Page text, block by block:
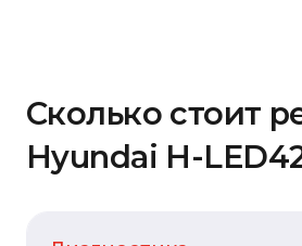
Сколько стоит
Hyundai H-